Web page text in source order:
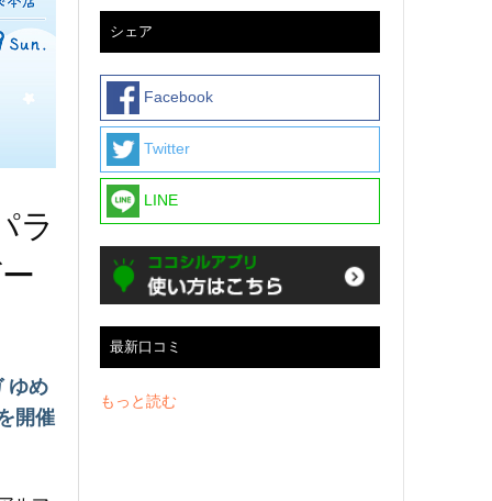
ラ
ゆめ
開催
シェア
Facebook
Twitter
LINE
最新口コミ
もっと読む